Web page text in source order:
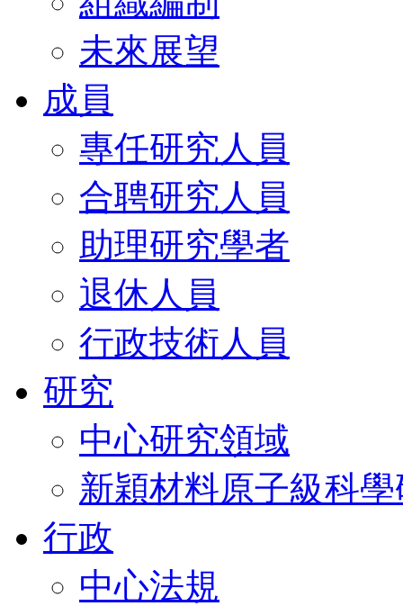
未來展望
成員
專任研究人員
合聘研究人員
助理研究學者
退休人員
行政技術人員
研究
中心研究領域
新穎材料原子級科
行政
中心法規